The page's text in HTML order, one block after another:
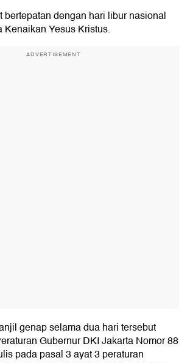
bertepatan dengan hari libur nasional
Kenaikan Yesus Kristus.
ADVERTISEMENT
genap selama dua hari tersebut
Gubernur DKI Jakarta Nomor 88
pada pasal 3 ayat 3 peraturan